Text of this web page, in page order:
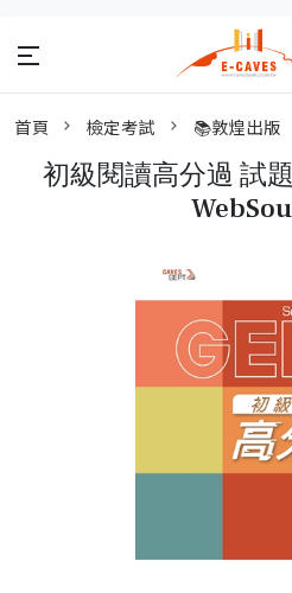
首頁 檢定考試 📚敦煌出版
初級閱讀高分過 試